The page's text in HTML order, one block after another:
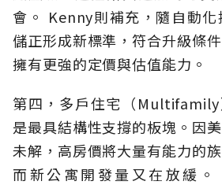
會。 Kenny則補充，隨自動
儲正形成新標準，符合升級條
擁有更強的定價與估值能力。
第四，多戶住宅（
是最具結構性支撐的板塊。因
未解，高房價將大量有能力的
而新公寓開發量又在放緩。